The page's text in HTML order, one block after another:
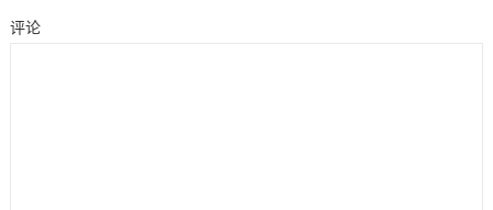
评论